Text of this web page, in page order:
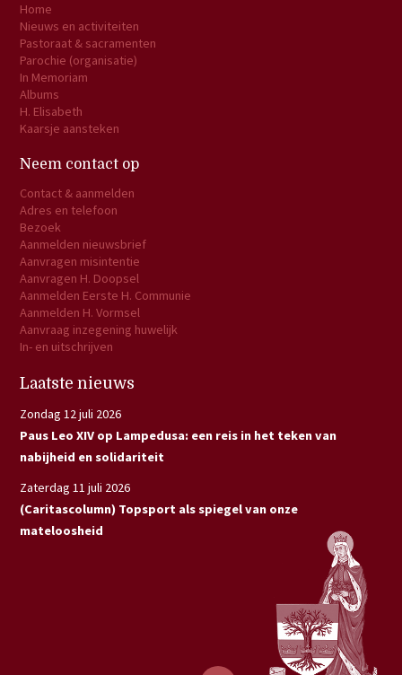
Home
Nieuws en activiteiten
Pastoraat & sacramenten
Parochie (organisatie)
In Memoriam
Albums
H. Elisabeth
Kaarsje aansteken
Neem contact op
Contact & aanmelden
Adres en telefoon
Bezoek
Aanmelden nieuwsbrief
Aanvragen misintentie
Aanvragen H. Doopsel
Aanmelden Eerste H. Communie
Aanmelden H. Vormsel
Aanvraag inzegening huwelijk
In- en uitschrijven
Laatste nieuws
Zondag 12 juli 2026
Paus Leo XIV op Lampedusa: een reis in het teken van
nabijheid en solidariteit
Zaterdag 11 juli 2026
(Caritascolumn) Topsport als spiegel van onze
mateloosheid